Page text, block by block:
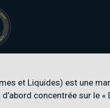
et Liquides) est une
d’abord concentrée sur le